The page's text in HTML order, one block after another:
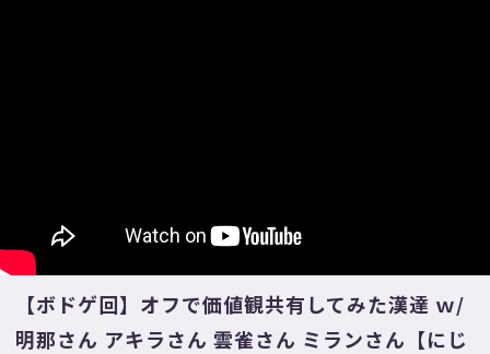
【ボドゲ回】オフで価値観共有してみた漢達 ｗ/
明那さん アキラさん 雲雀さん ミランさん【にじ